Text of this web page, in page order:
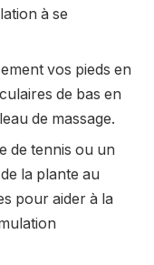
à se
vos pieds en
de bas en
de massage.
de tennis ou un
la plante au
pour aider à la